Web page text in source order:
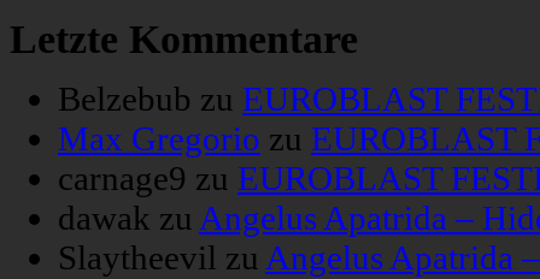
Letzte Kommentare
Belzebub zu EUROBLAST
Max Gregorio zu EUROBLAST
carnage9 zu EUROBLAST
dawak zu Angelus Apatrida –
Slaytheevil zu Angelus Apatrida